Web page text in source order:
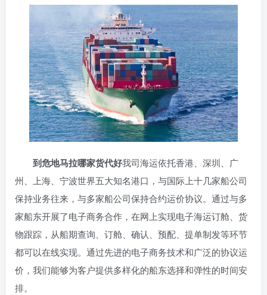
到危地马拉哪家货代好我司海运依托香港、深圳、广
州、上海、宁波世界五大知名港口，与国际上十几家船公司
保持业务往来，与多家船公司保持合约运价协议。通过与多
家船东开展了电子商务合作，在网上实现电子海运订舱、货
物跟踪，从船期查询、订舱、确认、预配、提单制发等环节
都可以在线实现。通过先进的电子商务技术和广泛的协议运
价，我们能够为客户提供多样化的船东选择和弹性的时间安
排。